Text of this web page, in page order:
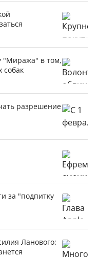
"Миража" в том,
собак
разрешение
за "подпитку
Ланового: